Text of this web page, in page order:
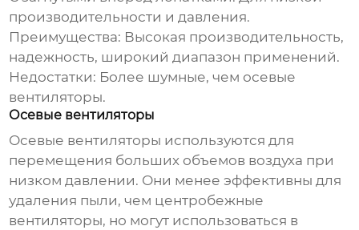
производительности и давления.
Преимущества: Высокая производительность,
надежность, широкий диапазон применений.
Недостатки: Более шумные, чем осевые
вентиляторы.
Осевые вентиляторы
Осевые вентиляторы используются для
перемещения больших объемов воздуха при
низком давлении. Они менее эффективны для
удаления пыли, чем центробежные
вентиляторы, но могут использоваться в